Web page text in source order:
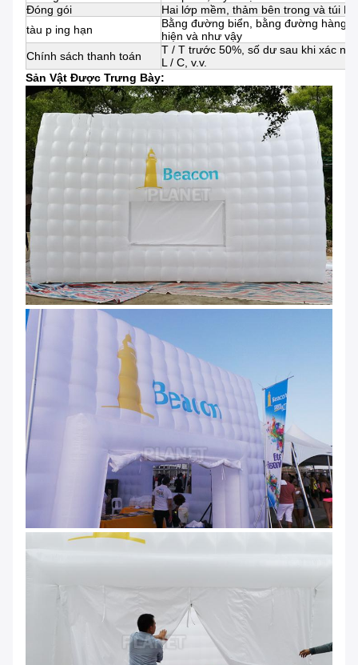
Đóng gói
Hai lớp mềm, thảm bên trong và túi
tàu p ing hạn
Bằng đường biển, bằng đường hàng
hiện và như vậy
Chính sách thanh toán
T / T trước 50%, số dư sau khi xác
L / C, v.v.
Sản Vật Được Trưng Bày: